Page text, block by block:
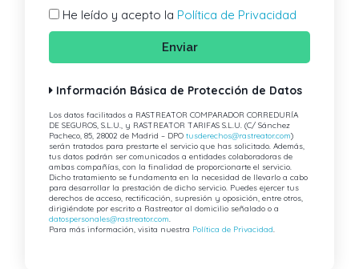
He leído y acepto la Política de Privacidad
Enviar
Información Básica de Protección de Datos
Los datos facilitados a RASTREATOR COMPARADOR CORREDURÍA
DE SEGUROS, S.L.U., y RASTREATOR TARIFAS S.L.U. (C/ Sánchez
Pacheco, 85, 28002 de Madrid – DPOtusderechos@rastreator.com)
serán tratados para prestarte el servicio que has solicitado. Además,
tus datos podrán ser comunicados a entidades colaboradoras de
ambas compañías, con la finalidad de proporcionarte el servicio.
Dicho tratamiento se fundamenta en la necesidad de llevarlo a cabo
para desarrollar la prestación de dicho servicio. Puedes ejercer tus
derechos de acceso, rectificación, supresión y oposición, entre otros,
dirigiéndote por escrito a Rastreator al domicilio señalado o a
datospersonales@rastreator.com.
Para más información, visita nuestra Política de Privacidad.